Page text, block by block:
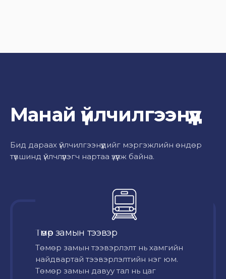
Манай үйлчилгээнүүд
Бид дараах үйлчилгээнүүдийг мэргэжлийн өндөр
түвшинд үйлчлүүлэгч нартаа үзүүлж байна.
Төмөр замын тээвэр
Төмөр замын тээвэрлэлт нь хамгийн
найдвартай тээвэрлэлтийн нэг юм.
Төмөр замын давуу тал нь цаг